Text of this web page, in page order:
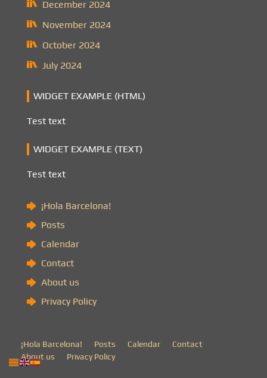
December 2024
November 2024
October 2024
July 2024
WIDGET EXAMPLE (HTML)
Test text
WIDGET EXAMPLE (TEXT)
Test text
¡Hola Barcelona!
Posts
Calendar
Contact
About us
Privacy Policy
¡Hola Barcelona! Posts Calendar
Contact
About us
Privacy Policy